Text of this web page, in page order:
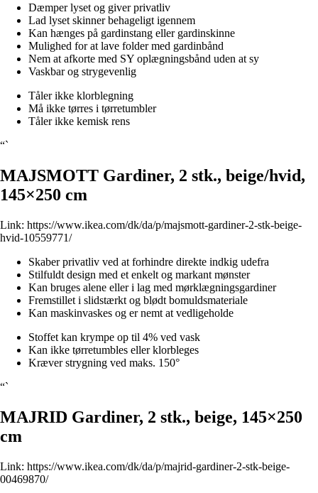
Dæmper lyset og giver privatliv
Lad lyset skinner behageligt igennem
Kan hænges på gardinstang eller gardinskinne
Mulighed for at lave folder med gardinbånd
Nem at afkorte med SY oplægningsbånd uden at sy
Vaskbar og strygevenlig
Tåler ikke klorblegning
Må ikke tørres i tørretumbler
Tåler ikke kemisk rens
“`
MAJSMOTT Gardiner, 2 stk., beige/hvid,
145×250 cm
Link: https://www.ikea.com/dk/da/p/majsmott-gardiner-2-stk-beige-
hvid-10559771/
Skaber privatliv ved at forhindre direkte indkig udefra
Stilfuldt design med et enkelt og markant mønster
Kan bruges alene eller i lag med mørklægningsgardiner
Fremstillet i slidstærkt og blødt bomuldsmateriale
Kan maskinvaskes og er nemt at vedligeholde
Stoffet kan krympe op til 4% ved vask
Kan ikke tørretumbles eller klorbleges
Kræver strygning ved maks. 150°
“`
MAJRID Gardiner, 2 stk., beige, 145×250
cm
Link: https://www.ikea.com/dk/da/p/majrid-gardiner-2-stk-beige-
00469870/